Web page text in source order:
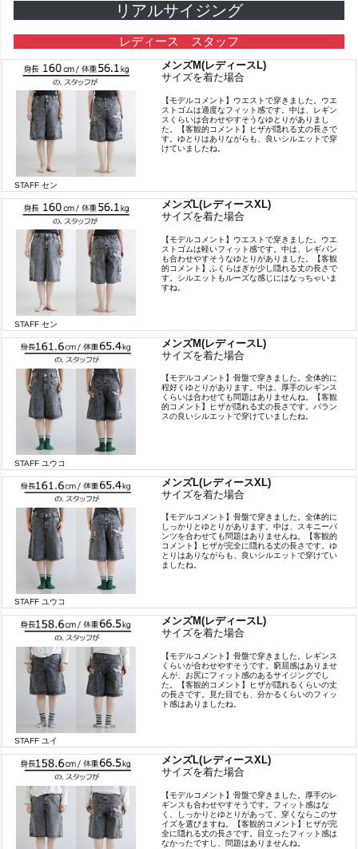
リアルサイジング
レディース スタッフ
メンズM(レディースL)
サイズを着た場合
STAFF セン
【モデルコメント】ウエストで穿きました。ウエ
ストゴムは適度なフィット感です。中は、レギン
スくらいは合わせやすそうなゆとりがありまし
た。【客観的コメント】ヒザが隠れる丈の長さで
す。ゆとりはありながらも、良いシルエットで穿
けていましたね。
メンズL(レディースXL)
サイズを着た場合
STAFF セン
【モデルコメント】ウエストで穿きました。ウエ
ストゴムは軽いフィット感です。中は、レギパン
も合わせやすそうなゆとりがありました。【客観
的コメント】ふくらはぎが少し隠れる丈の長さで
す。シルエットもルーズな感じにはなっちゃいま
すね。
メンズM(レディースL)
サイズを着た場合
STAFF ユウコ
【モデルコメント】骨盤で穿きました。全体的に
程好くゆとりがあります。中は、厚手のレギンス
くらいは合わせても問題はありませんね。【客観
的コメント】ヒザが隠れる丈の長さです。バラン
スの良いシルエットで穿けていましたね。
メンズL(レディースXL)
サイズを着た場合
STAFF ユウコ
【モデルコメント】骨盤で穿きました。全体的に
しっかりとゆとりがあります。中は、スキニーパ
ンツを合わせても問題はありませんね。【客観的
コメント】ヒザが完全に隠れる丈の長さです。ゆ
とりはありながらも、良いシルエットで穿けてい
ましたね。
メンズM(レディースL)
サイズを着た場合
STAFF ユイ
【モデルコメント】骨盤で穿きました。レギンス
くらいが合わせやすそうです。窮屈感はありませ
んが、お尻にフィット感のあるサイジングでし
た。【客観的コメント】ヒザが隠れるくらいの丈
の長さです。見た目でも、分かるくらいのフィッ
ト感はありましたね。
メンズL(レディースXL)
サイズを着た場合
【モデルコメント】骨盤で穿きました。厚手のレ
ギンスも合わせやすそうです。フィット感はな
く、しっかりとゆとりがあって、穿くならこのサ
イズを選びますね。【客観的コメント】ヒザが完
全に隠れる丈の長さです。目立ったフィット感は
なかったですし、問題はありませんね。